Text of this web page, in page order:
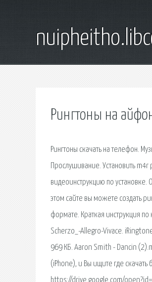
Рингтоны на
Рингтоны скачать на телефон.
Прослушивание. Установить
видеоинструкцию по
этом сайте вы можете создать
формате. Краткая инструкция
Scherzo_-Allegro-Vivace.
969 КБ. Aaron Smith - Dancin
(iPhone), и Вы ищите где скачать
https://drive.google.com/